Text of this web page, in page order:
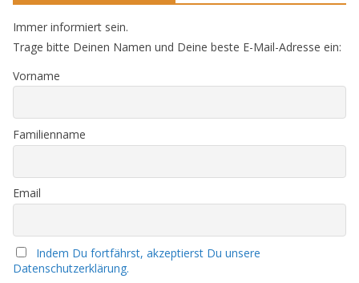
Immer informiert sein.
Trage bitte Deinen Namen und Deine beste E-Mail-Adresse ein:
Vorname
Familienname
Email
Indem Du fortfährst, akzeptierst Du unsere
Datenschutzerklärung.